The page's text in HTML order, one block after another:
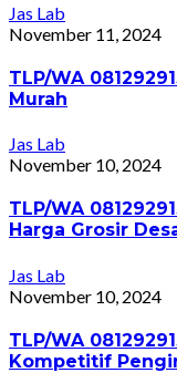
Jas Lab
November 11, 2024
TLP/WA
Murah
Jas Lab
November 10, 2024
TLP/WA
Harga Grosir
Jas Lab
November 10, 2024
TLP/WA
Kompetitif